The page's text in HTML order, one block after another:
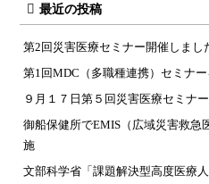
最近の投稿
第2回災害医療セミナー開催しまし
第1回MDC（多職種連携）セミナ
９月１７日第５回災害医療セミナ
御船保健所でEMIS（広域災害救急
施
文部科学省「課題解決型高度医療